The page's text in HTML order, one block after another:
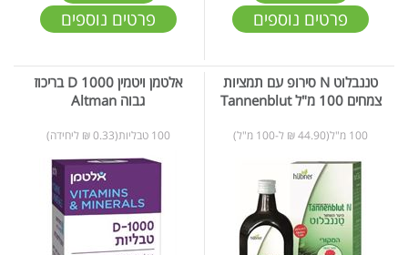
פרטים נוספים פרטים נוספים
טננבלוט N סירופ עם תמציות
צמחים 100 מ"ל Tannenblut
100 מ"ל(44.90 ₪ ל-100 מ"ל)
אלטמן ויטמין D 1000 בריכוז
גבוה Altman
100 טבליות(0.33 ₪ ליחידה)